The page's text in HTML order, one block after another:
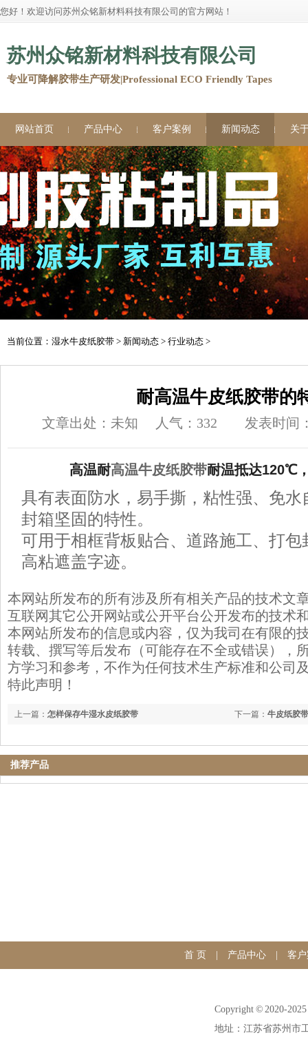
您好！欢迎访问苏州众铭新材料科技有限公司的官方网站！
苏州众铭新材料科技有限公司
专业可降解胶带生产研发|Professional ECO Friendly Tapes
网站首页 产品中心 客户案例 新闻动态 关
当前位置： 湿水牛皮纸胶带 > 新闻动态 > 行业动态 >
耐高温牛皮纸胶带的
文章出处：未知 人气： 332 发表时间
高温耐高温牛皮纸胶带耐温抵达120℃
具有表面防水，易手撕，粘性强、免水
封箱坚固的特性。
可用于相框背板贴合、道路施工、打包
高粘遮盖字迹。
本网站所发布的所有涉及所有相关产品的技术文
互联网其它公开网站或公开平台公开发布的技术
本网站所发布的信息或内容，仅为我司在有限的
转载、撰写等后发布（可能存在不全或错误），
方学习和参考，不作为任何技术生产标准和公司
特此声明！
下一篇： 牛皮纸胶
上一篇： 怎样保存牛湿水皮纸胶带
推荐产品
首 页 产品中心| 客
Copyright © 2020-
地址：江苏省苏州市